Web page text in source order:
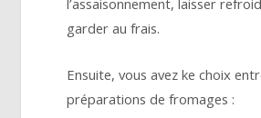
garder au frais.
Ensuite, vous avez ke choix
préparations de fromages :